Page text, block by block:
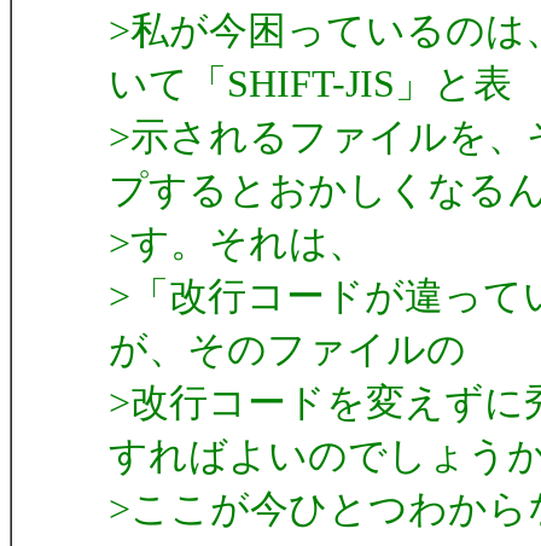
>私が今困っているのは
いて「SHIFT-JIS」と表
>示されるファイルを
プするとおかしくなる
>す。それは、
>「改行コードが違っ
が、そのファイルの
>改行コードを変えず
すればよいのでしょう
>ここが今ひとつわか